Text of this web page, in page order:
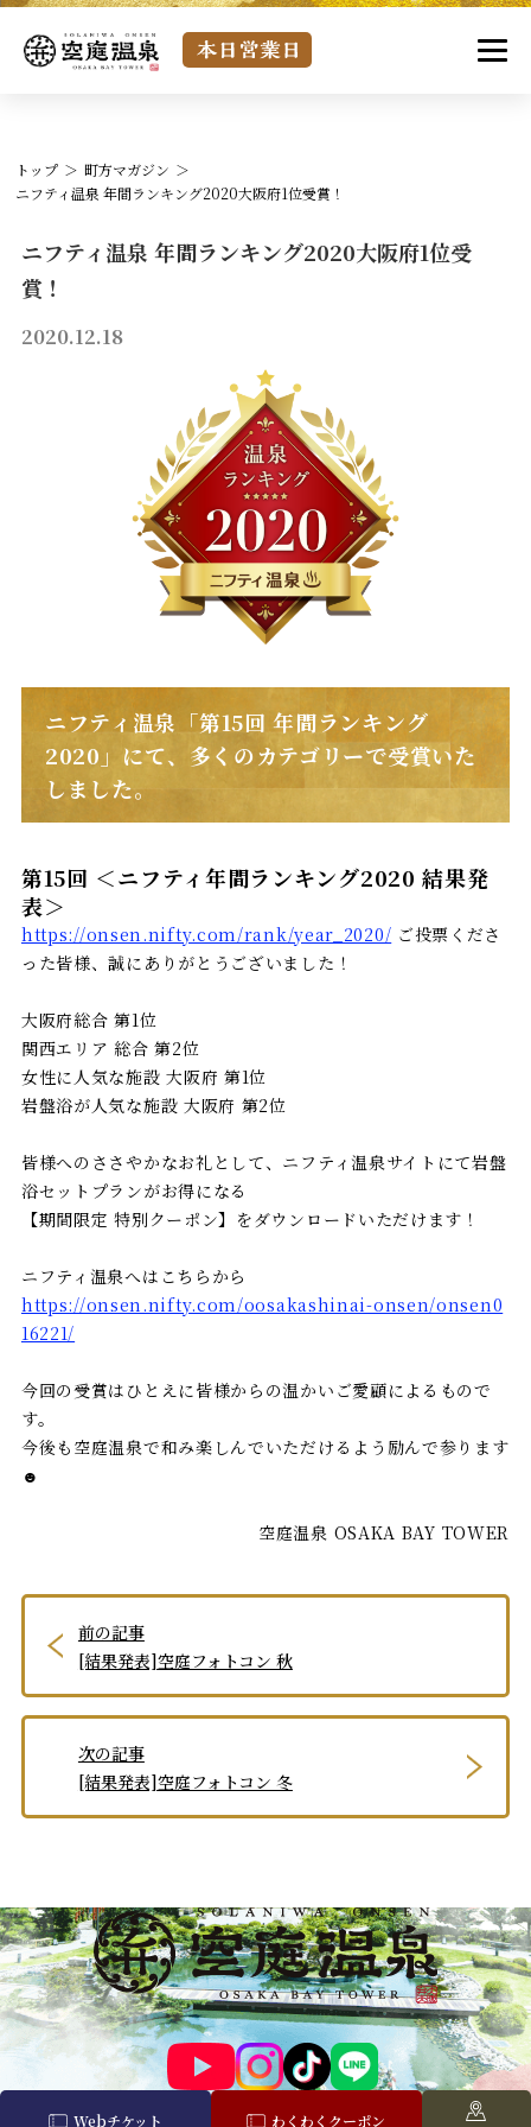
トップ
町方マガジン
ニフティ温泉 年間ランキング2020大阪府1位受賞！
Webチケット わくわくクーポン
ニフティ温泉 年間ランキング2020大阪府1位受
賞！
2020.12.18
ニフティ温泉「第15回 年間ランキング
2020」にて、多くのカテゴリーで受賞いた
しました。
第15回 ＜ニフティ年間ランキング2020 結果発
表＞
https://onsen.nifty.com/rank/year_2020/ ご投票くださ
った皆様、誠にありがとうございました！
大阪府総合 第1位
関西エリア 総合 第2位
女性に人気な施設 大阪府 第1位
岩盤浴が人気な施設 大阪府 第2位
皆様へのささやかなお礼として、ニフティ温泉サイトにて岩盤
浴セットプランがお得になる
【期間限定 特別クーポン】をダウンロードいただけます！
ニフティ温泉へはこちらから
https://onsen.nifty.com/oosakashinai-onsen/onsen0
16221/
今回の受賞はひとえに皆様からの温かいご愛顧によるもので
す。
今後も空庭温泉で和み楽しんでいただけるよう励んで参ります
☻
空庭温泉 OSAKA BAY TOWER
前の記事
[結果発表]空庭フォトコン 秋
次の記事
[結果発表]空庭フォトコン 冬